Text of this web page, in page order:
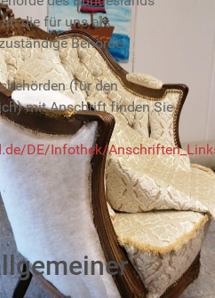
die für uns als
Behörde.
(für den
mit Anschrift finden Sie
DE/Infothek/